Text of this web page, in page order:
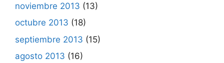
noviembre 2013 (13)
octubre 2013 (18)
septiembre 2013 (15)
agosto 2013 (16)